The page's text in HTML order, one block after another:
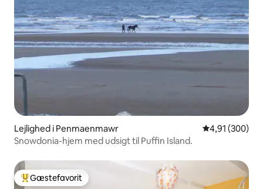
Lejlighed i Penmaenmawr 4,91 ud af 5 i
4,91 (300)
Snowdonia-hjem med udsigt til Puffin Island.
Bedste gæstefavorit
Gæstefavorit